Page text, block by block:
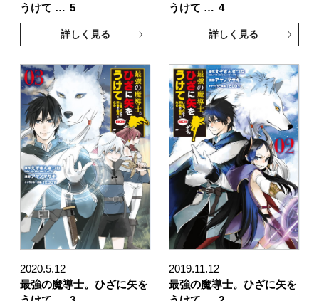
うけて … 5
詳しく見る
うけて … 4
詳しく見る
2020.5.12
最強の魔導士。ひざに矢を
2019.11.12
最強の魔導士。ひざに矢を